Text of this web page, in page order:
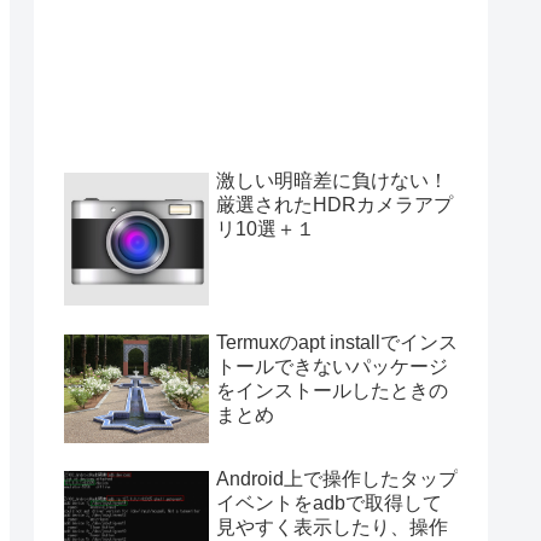
激しい明暗差に負けない！
厳選されたHDRカメラアプ
リ10選＋１
Termuxのapt installでインス
トールできないパッケージ
をインストールしたときの
まとめ
Android上で操作したタップ
イベントをadbで取得して
見やすく表示したり、操作